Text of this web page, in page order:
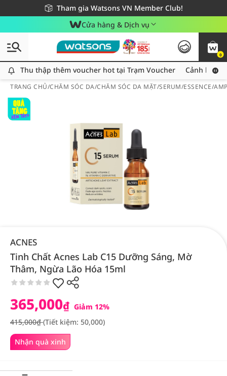
Tham gia Watsons VN Member Club!
Miễn phí giao hàng cho đơn hàng từ 249,000Đ
Giao hàng nhanh 24h - Áp dụng khu vực TP. Hồ Chí Minh
Cửa hàng & Dịch vụ
0
Thu thập thêm voucher hot tại Trạm Voucher
Thu thập thêm voucher hot tại Trạm Voucher Cảnh báo
TRANG CHỦ/CHĂM SÓC DA/CHĂM SÓC DA MẶT/SERUM/ESSENCE/
ACNES
Tinh Chất Acnes Lab C15 Dưỡng Sáng, Mờ
Thâm, Ngừa Lão Hóa 15ml
Nhận quà xinh
365,000₫ Giảm 12%
415,000₫(Tiết kiệm: 50,000)